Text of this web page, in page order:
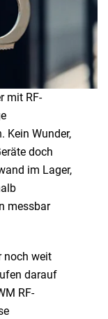
mit RF-
Kein Wunder,
doch
im Lager,
messbar
noch weit
darauf
RF-